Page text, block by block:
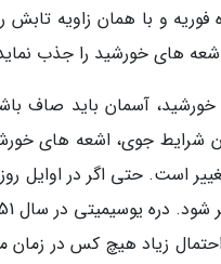
های خورشید را جذب
آسمان باید صاف
شرایط جوی، اشعه های
است. حتی اگر در اوایل
زیاد هیچ کس در زمان